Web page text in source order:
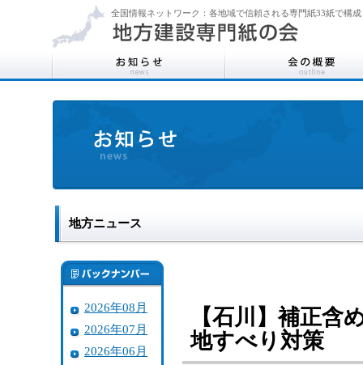
全国情報ネットワーク：各地域で信頼される専門紙33紙で構成
地方ニュース
2026年08月
2026年07月
2026年06月
【石川】補正含
地すべり対策